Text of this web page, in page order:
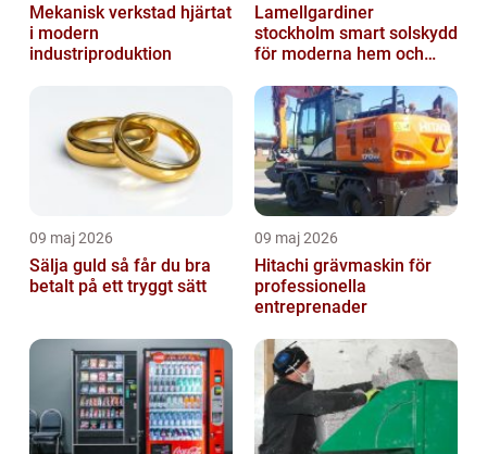
Mekanisk verkstad hjärtat
i modern
industriproduktion
Lamellgardiner
stockholm smart solskydd
för moderna hem och
09 maj 2026
Sälja guld så får du bra
betalt på ett tryggt sätt
09 maj 2026
Hitachi grävmaskin för
professionella
entreprenader